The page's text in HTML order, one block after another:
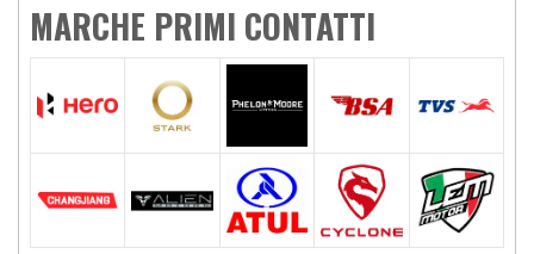
MARCHE PRIMI CONTATTI